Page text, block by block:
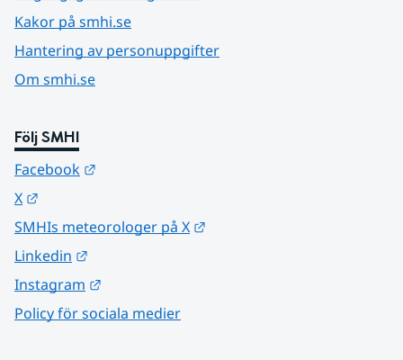
Kakor på smhi.se
Hantering av personuppgifter
Om smhi.se
Följ SMHI
Facebook
X
SMHIs meteorologer på X
Linkedin
Instagram
Policy för sociala medier